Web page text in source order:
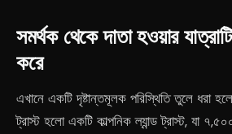
সমর্থক থেকে দাতা হওয়ার
করে
এখানে একটি দৃষ্টান্তমূলক পরিস্থিতি তুলে ধরা
ট্রাস্ট হলো একটি কাল্পনিক ল্যান্ড ট্রাস্ট, যা